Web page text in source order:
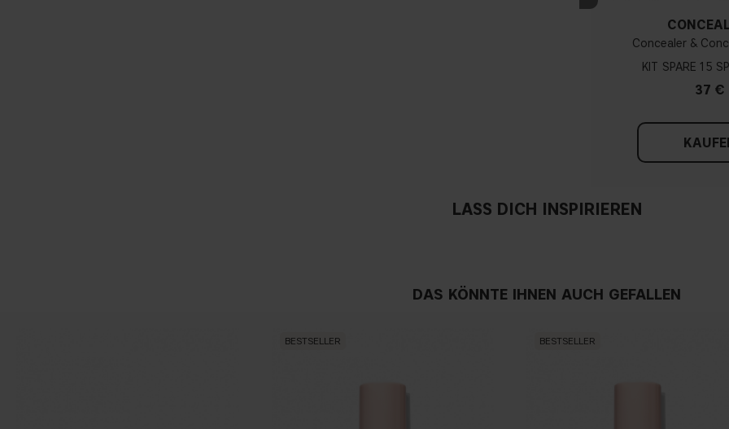
Wie hell sollte
Muss ich ein Setting-
Concealer &
KIT
15
37 €
LASS DICH INSPIRIEREN
DAS KÖNNTE IHNEN AUCH GEFALLEN
BESTSELLER BESTSELLER